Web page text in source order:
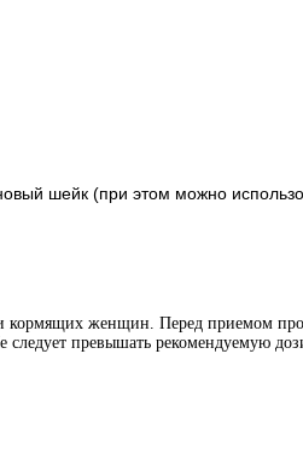
шейк (при этом можно
кормящих женщин. Перед приемом
превышать рекомендуемую